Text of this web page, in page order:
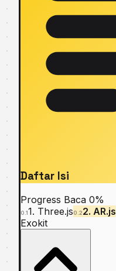
Daftar Isi
Progress Baca 0%
0.11. Thrее.jѕ0.22. AR.jѕ
Exokit